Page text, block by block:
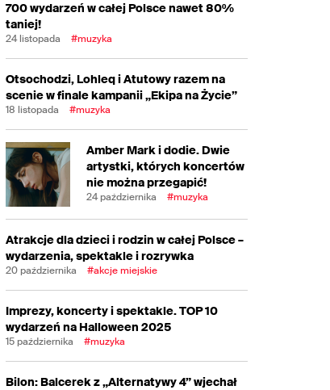
700 wydarzeń w całej Polsce nawet 80%
taniej!
24 listopada #muzyka
Otsochodzi, Lohleq i Atutowy razem na
scenie w finale kampanii „Ekipa na Życie”
18 listopada #muzyka
Amber Mark i dodie. Dwie
artystki, których koncertów
nie można przegapić!
24 października #muzyka
Atrakcje dla dzieci i rodzin w całej Polsce –
wydarzenia, spektakle i rozrywka
20 października #akcje miejskie
Imprezy, koncerty i spektakle. TOP 10
wydarzeń na Halloween 2025
15 października #muzyka
Bilon: Balcerek z „Alternatywy 4” wjechał